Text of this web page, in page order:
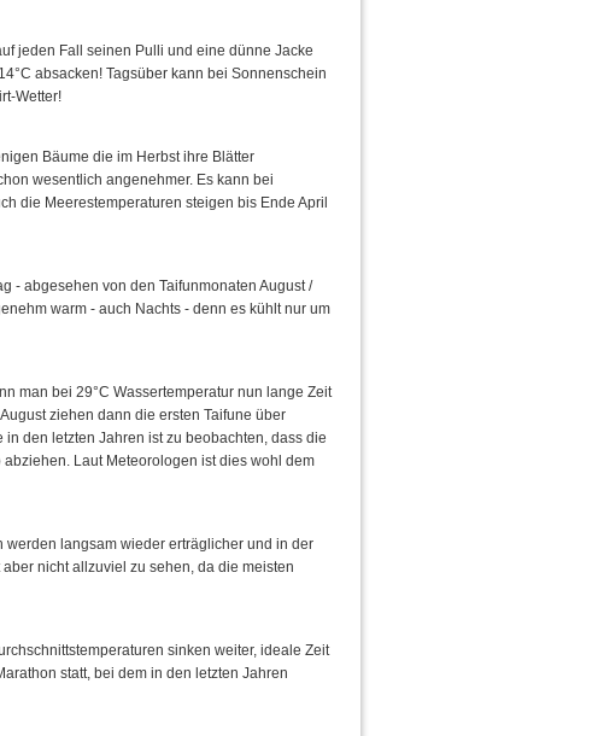
jeden Fall seinen Pulli und eine dünne Jacke
absacken! Tagsüber kann bei Sonnenschein
Wetter!
Bäume die im Herbst ihre Blätter
wesentlich angenehmer. Es kann bei
die Meerestemperaturen steigen bis Ende April
- abgesehen von den Taifunmonaten August /
warm - auch Nachts - denn es kühlt nur um
man bei 29°C Wassertemperatur nun lange Zeit
ziehen dann die ersten Taifune über
den letzten Jahren ist zu beobachten, dass die
Laut Meteorologen ist dies wohl dem
werden langsam wieder erträglicher und in der
nicht allzuviel zu sehen, da die meisten
sinken weiter, ideale Zeit
statt, bei dem in den letzten Jahren